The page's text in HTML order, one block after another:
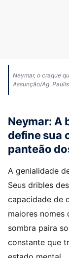
Neymar, o craque
Assunção/Ag.
Neymar: A
define sua
panteão
A genialidade de Neymar em campo é inquestionável.
Seus dribles
capacidade de
maiores nomes
sombra paira
constante que